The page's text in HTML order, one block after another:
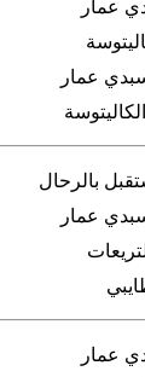
عمار
عمار
بالرحال
عمار
عمار